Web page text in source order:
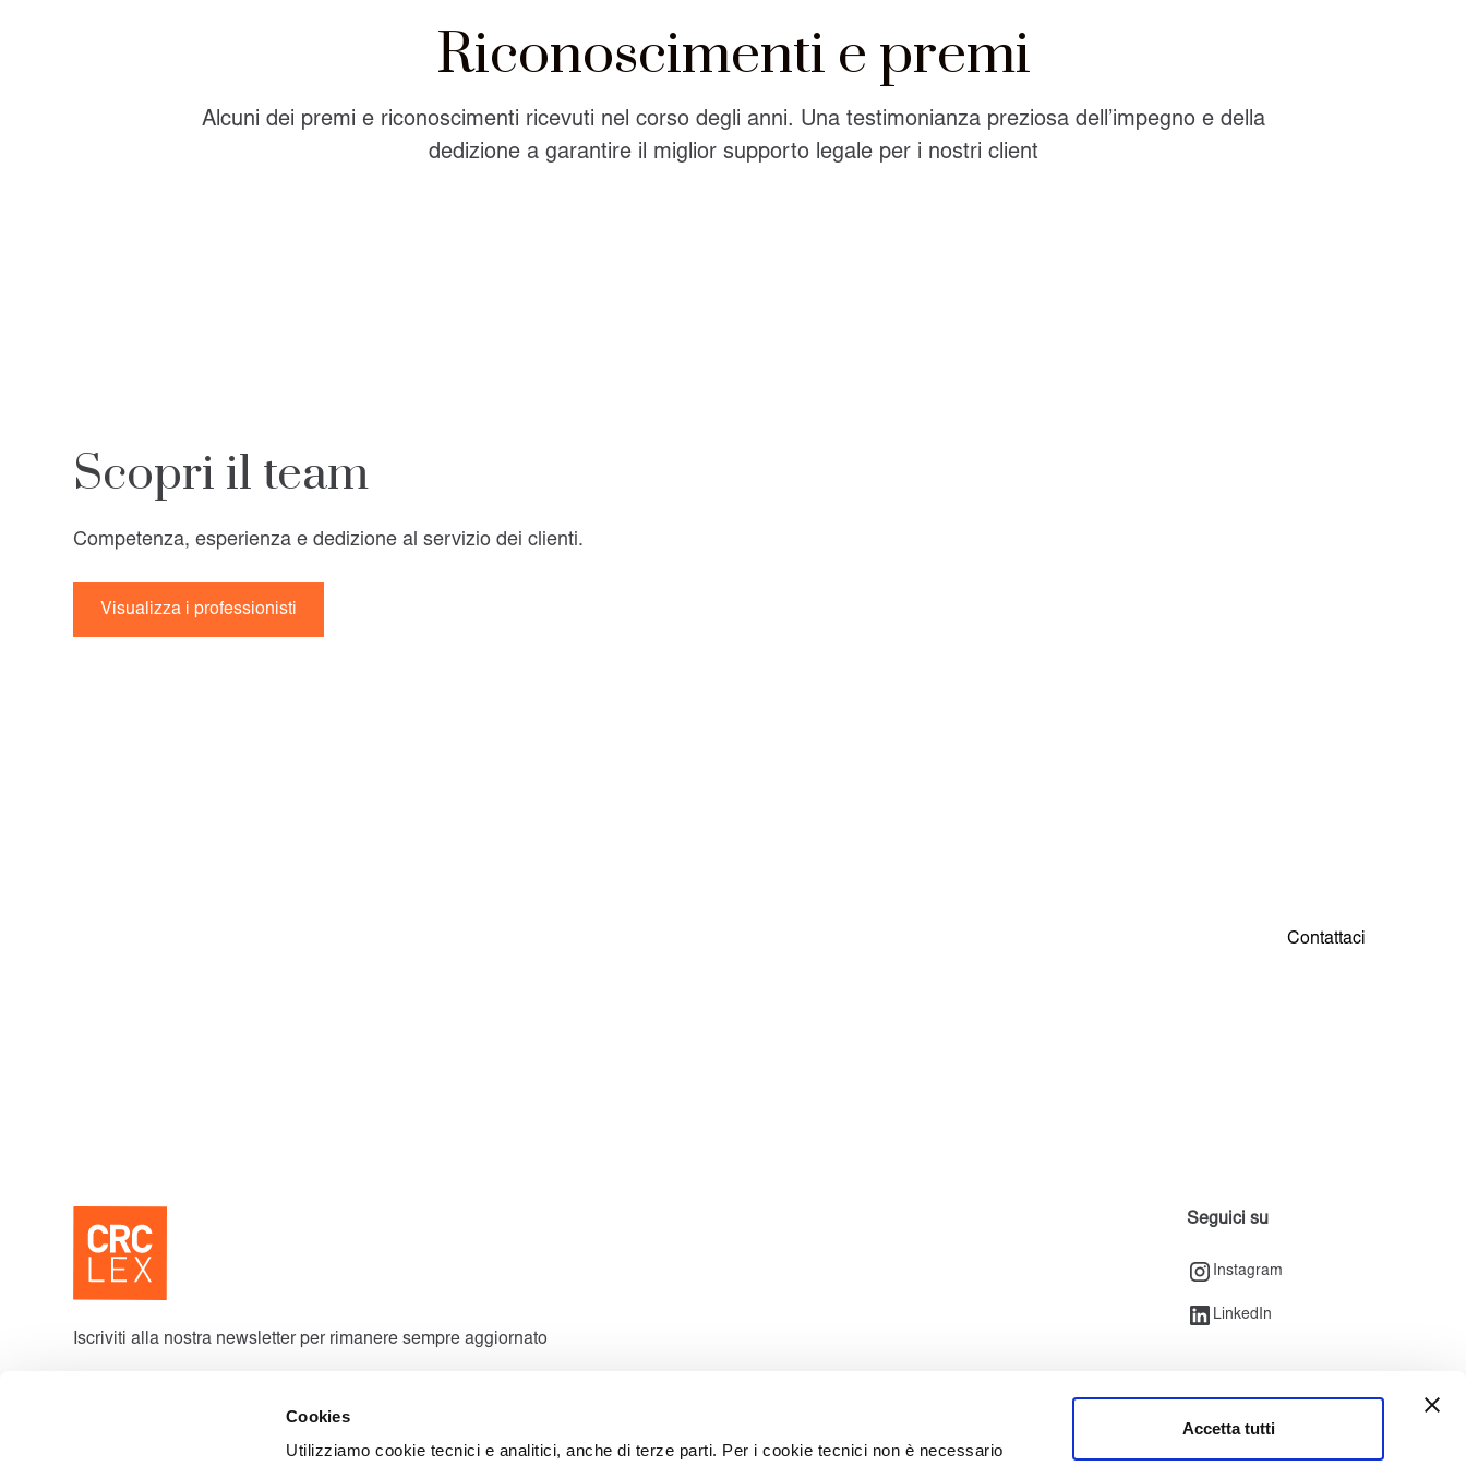
Cookies
Utilizziamo cookie tecnici e analitici, anche di terze parti. Per i cookie tecnici non è necessario
Accetta tutti
Riconoscimenti e premi
Alcuni dei premi e riconoscimenti ricevuti nel corso degli anni. Una testimonianza preziosa dell’impegno e della
dedizione a garantire il miglior supporto legale per i nostri client
Scopri il team
Competenza, esperienza e dedizione al servizio dei clienti.
Visualizza i professionisti
Contattaci
Iscriviti alla nostra newsletter per rimanere sempre aggiornato
Iscrivendoti accetti la nostra informativa sullaprivacye acconsenti a ricevere
Seguici su
Instagram
LinkedIn